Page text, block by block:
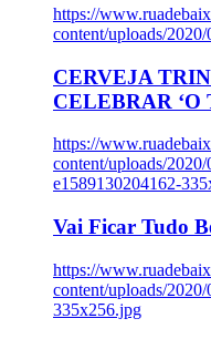
https://
content/uploads/
CERVEJA
CELEBRAR ‘O
https://
content/uploads/
e1589130204162-
Vai Ficar Tudo
https://
content/uploads/
335x256.jpg